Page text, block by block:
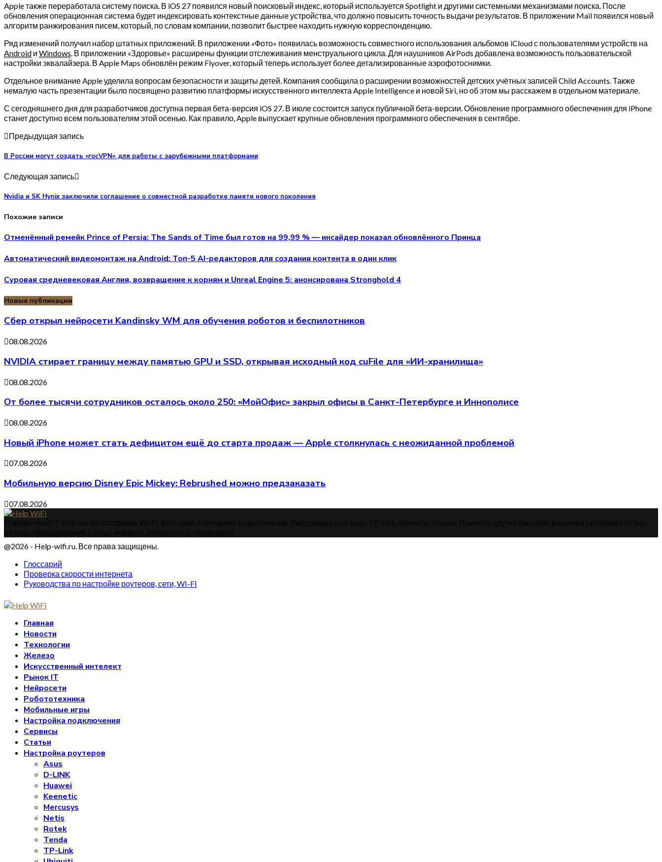
Apple также переработала систему поиска. В iOS 27 появился новый поисковый индекс, который используется Spotlight и другими системными механизмами поиска. После
обновления операционная система будет индексировать контекстные данные устройства, что должно повысить точность выдачи результатов. В приложении Mail появился новый
алгоритм ранжирования писем, который, по словам компании, позволит быстрее находить нужную корреспонденцию.
Ряд изменений получил набор штатных приложений. В приложении «Фото» появилась возможность совместного использования альбомов iCloud с пользователями устройств на
Android и Windows. В приложении «Здоровье» расширены функции отслеживания менструального цикла. Для наушников AirPods добавлена возможность пользовательской
настройки эквалайзера. В Apple Maps обновлён режим Flyover, который теперь использует более детализированные аэрофотоснимки.
Отдельное внимание Apple уделила вопросам безопасности и защиты детей. Компания сообщила о расширении возможностей детских учётных записей Child Accounts. Также
немалую часть презентации было посвящено развитию платформы искусственного интеллекта Apple Intelligence и новой Siri, но об этом мы расскажем в отдельном материале.
С сегодняшнего дня для разработчиков доступна первая бета-версия iOS 27. В июле состоится запуск публичной бета-версии. Обновление программного обеспечения для iPhone
станет доступно всем пользователям этой осенью. Как правило, Apple выпускает крупные обновления программного обеспечения в сентябре.
Предыдущая запись
В России могут создать «госVPN» для работы с зарубежными платформами
Следующая запись
Nvidia и SK Hynix заключили соглашение о совместной разработке памяти нового поколения
Похожие записи
Отменённый ремейк Prince of Persia: The Sands of Time был готов на 99,99 % — инсайдер показал обновлённого Принца
Автоматический видеомонтаж на Android: Топ-5 AI-редакторов для создания контента в один клик
Суровая средневековая Англия, возвращение к корням и Unreal Engine 5: анонсирована Stronghold 4
Новые публикации
Сбер открыл нейросети Kandinsky WM для обучения роботов и беспилотников
08.08.2026
NVIDIA стирает границу между памятью GPU и SSD, открывая исходный код cuFile для «ИИ-хранилища»
08.08.2026
От более тысячи сотрудников осталось около 250: «МойОфис» закрыл офисы в Санкт-Петербурге и Иннополисе
08.08.2026
Новый iPhone может стать дефицитом ещё до старта продаж — Apple столкнулась с неожиданной проблемой
07.08.2026
Мобильную версию Disney Epic Mickey: Rebrushed можно предзаказать
07.08.2026
@2026 - Help-wifi.ru. Все права защищены.
Глоссарий
Проверка скорости интернета
Руководства по настройке роутеров, сети, WI-FI
Главная
Новости
Технологии
Железо
Искусственный интелект
Рынок IT
Нейросети
Робототехника
Мобильные игры
Настройка подключения
Сервисы
Статьи
Настройка роутеров
Asus
D-LINK
Huawei
Keenetic
Mercusys
Netis
Rotek
Tenda
TP-Link